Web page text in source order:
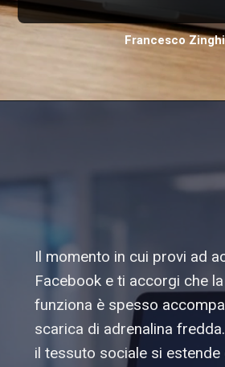
Francesco
Il momento in cui provi ad
Facebook e ti accorgi che
funziona è spesso
scarica di adrenalina
il tessuto sociale si estende